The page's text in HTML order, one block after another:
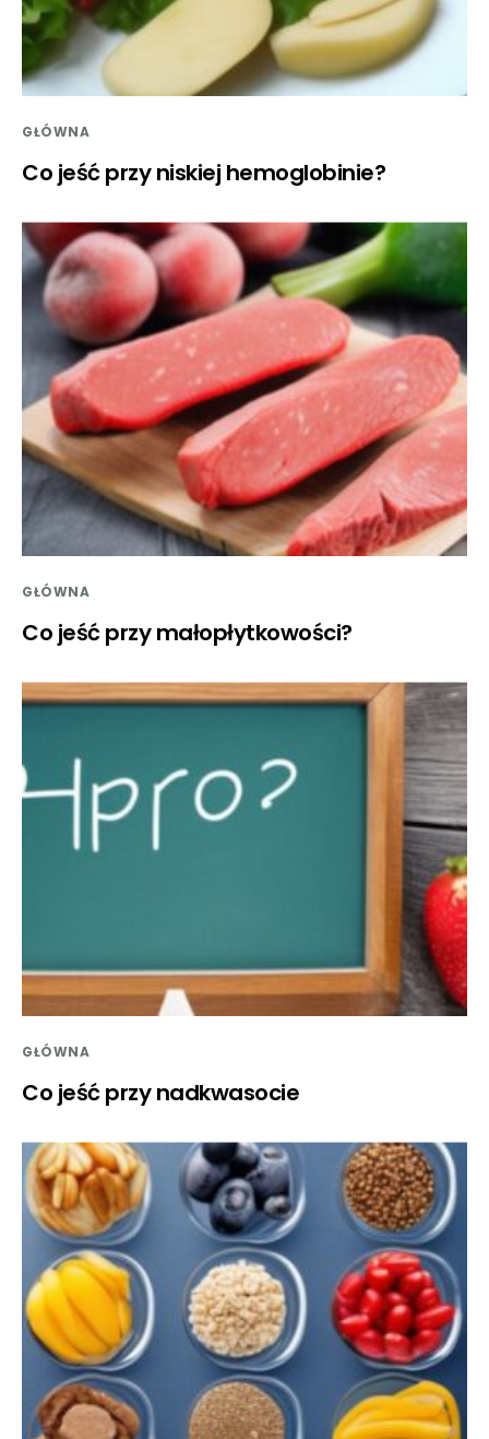
GŁÓWNA
Co jeść przy niskiej hemoglobinie?
GŁÓWNA
Co jeść przy małopłytkowości?
GŁÓWNA
Co jeść przy nadkwasocie